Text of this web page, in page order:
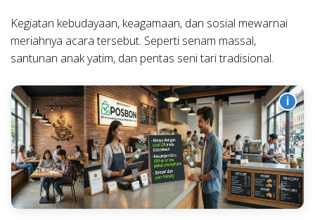
Kegiatan kebudayaan, keagamaan, dan sosial mewarnai
meriahnya acara tersebut. Seperti senam massal,
santunan anak yatim, dan pentas seni tari tradisional.
i